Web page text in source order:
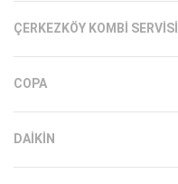
ÇERKEZKÖY KOMBI SERVISI
COPA
DAIKIN